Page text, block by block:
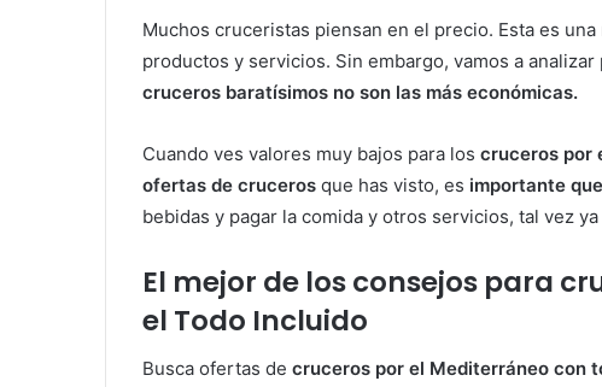
Muchos cruceristas piensan en el precio. Esta es
productos y servicios. Sin embargo, vamos a analizar
cruceros baratísimos no son las más económicas.
Cuando ves valores muy bajos para los cruceros por
ofertas de cruceros que has visto, es importante
bebidas y pagar la comida y otros servicios, tal vez
El mejor de los consejos para
el Todo Incluido
Busca ofertas de cruceros por el Mediterráneo con